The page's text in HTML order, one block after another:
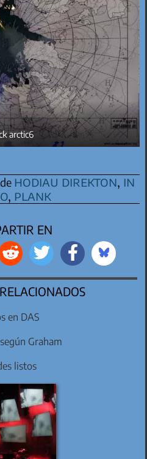
arctic6
hodiau direkton, in
, plank
EN
en DAS
Graham
listos